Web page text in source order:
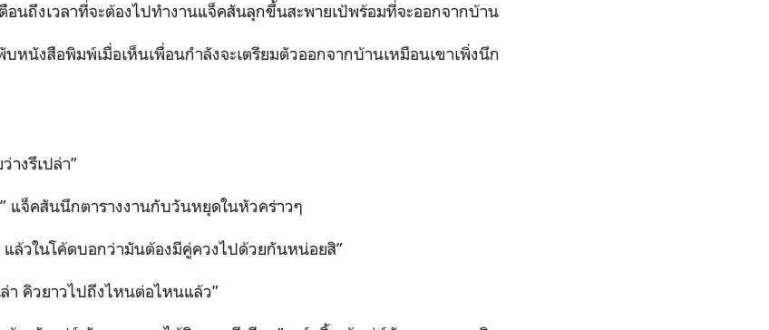
อนถึงเวลาที่จะต้องไปทำงานแจ็คสันลุกขึ้นสะพายเป้พร้อมที่จะออกจากบ้าน
หนังสือพิมพ์เมื่อเห็นเพื่อนกำลังจะเตรียมตัวออกจากบ้านเหมือนเขาเพิ่งนึก
างรึเปล่า”
แจ็คสันนึกตารางงานกับวันหยุดในหัวคร่าวๆ
แล้วในโค้ดบอกว่ามันต้องมีคู่ควงไปด้วยกันหน่อยสิ”
า คิวยาวไปถึงไหนต่อไหนแล้ว”